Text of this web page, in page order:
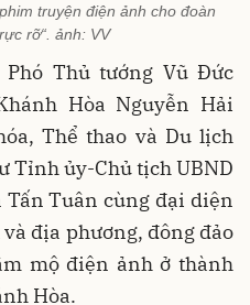
truyện điện ảnh cho đoàn
rỡ“. ảnh: VV
Thủ tướng Vũ Đức
Hòa Nguyễn Hải
Thể thao và Du lịch
Tỉnh ủy-Chủ tịch UBND
Tuân cùng đại diện
địa phương, đông đảo
mộ điện ảnh ở thành
Hòa.